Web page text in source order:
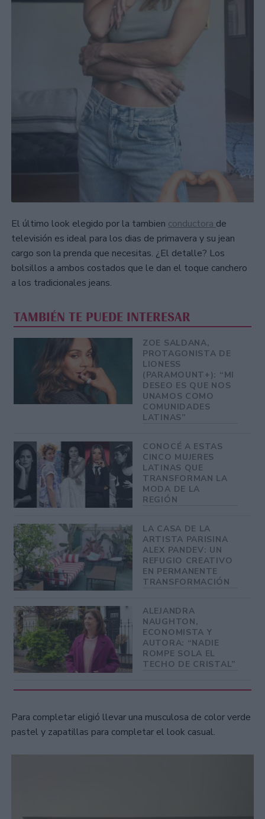
El último look elegido por la tambien conductora de
televisión es ideal para los dias de primavera y su jean
cargo son la prenda que necesitas. ¿El detalle? Los
bolsillos a ambos costados que le dan el toque canchero
a los tradicionales jeans.
TAMBIÉN TE PUEDE INTERESAR
ZOE SALDANA,
PROTAGONISTA DE
LIONESS
(PARAMOUNT+): “MI
DESEO ES QUE NOS
UNAMOS COMO
COMUNIDADES
LATINAS”
CONOCÉ A ESTAS
CINCO MUJERES
LATINAS QUE
TRANSFORMAN LA
MODA DE LA
REGIÓN
LA CASA DE LA
ARTISTA PARISINA
ALEX PANDEV: UN
REFUGIO CREATIVO
EN PERMANENTE
TRANSFORMACIÓN
ALEJANDRA
NAUGHTON,
ECONOMISTA Y
AUTORA: “NADIE
ROMPE SOLA EL
TECHO DE CRISTAL”
Para completar eligió llevar una musculosa de color verde
pastel y zapatillas para completar el look casual.